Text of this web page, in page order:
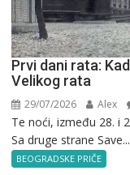
Prvi dani rata:
Velikog rata
29/07/2026 Alex
Te noći, između 28. i
Sa druge strane Save...
BEOGRADSKE PRIČE